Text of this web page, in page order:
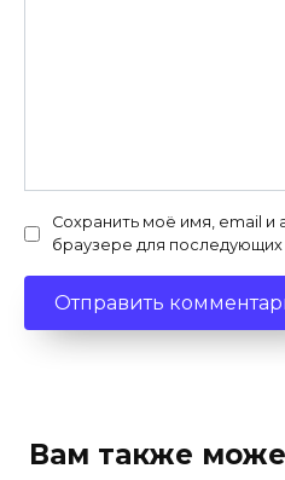
Сохранить моё имя, email и
браузере для
Вам также